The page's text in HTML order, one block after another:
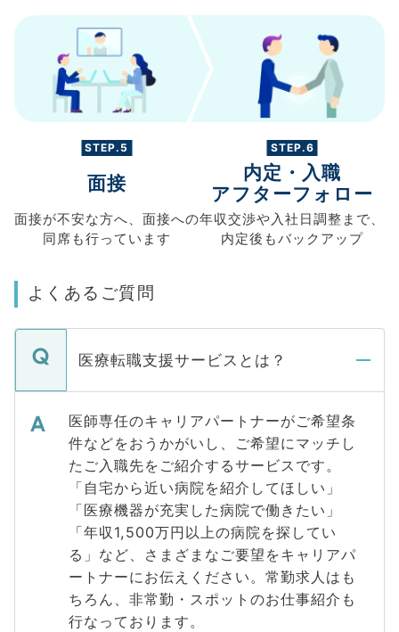
STEP.5
面接
面接が不安な方へ、 面接への
同席も行っています
STEP.6
内定・入職
アフターフォロー
年収交渉や入社日調整まで、
内定後もバックアップ
よくあるご質問
医療転職支援サービスとは？
医師専任のキャリアパートナーがご希望条
件などをおうかがいし、ご希望にマッチし
たご入職先をご紹介するサービスです。
「自宅から近い病院を紹介してほしい」
「医療機器が充実した病院で働きたい」
「年収1,500万円以上の病院を探してい
る」など、さまざまなご要望をキャリアパ
ートナーにお伝えください。常勤求人はも
ちろん、非常勤・スポットのお仕事紹介も
行なっております。